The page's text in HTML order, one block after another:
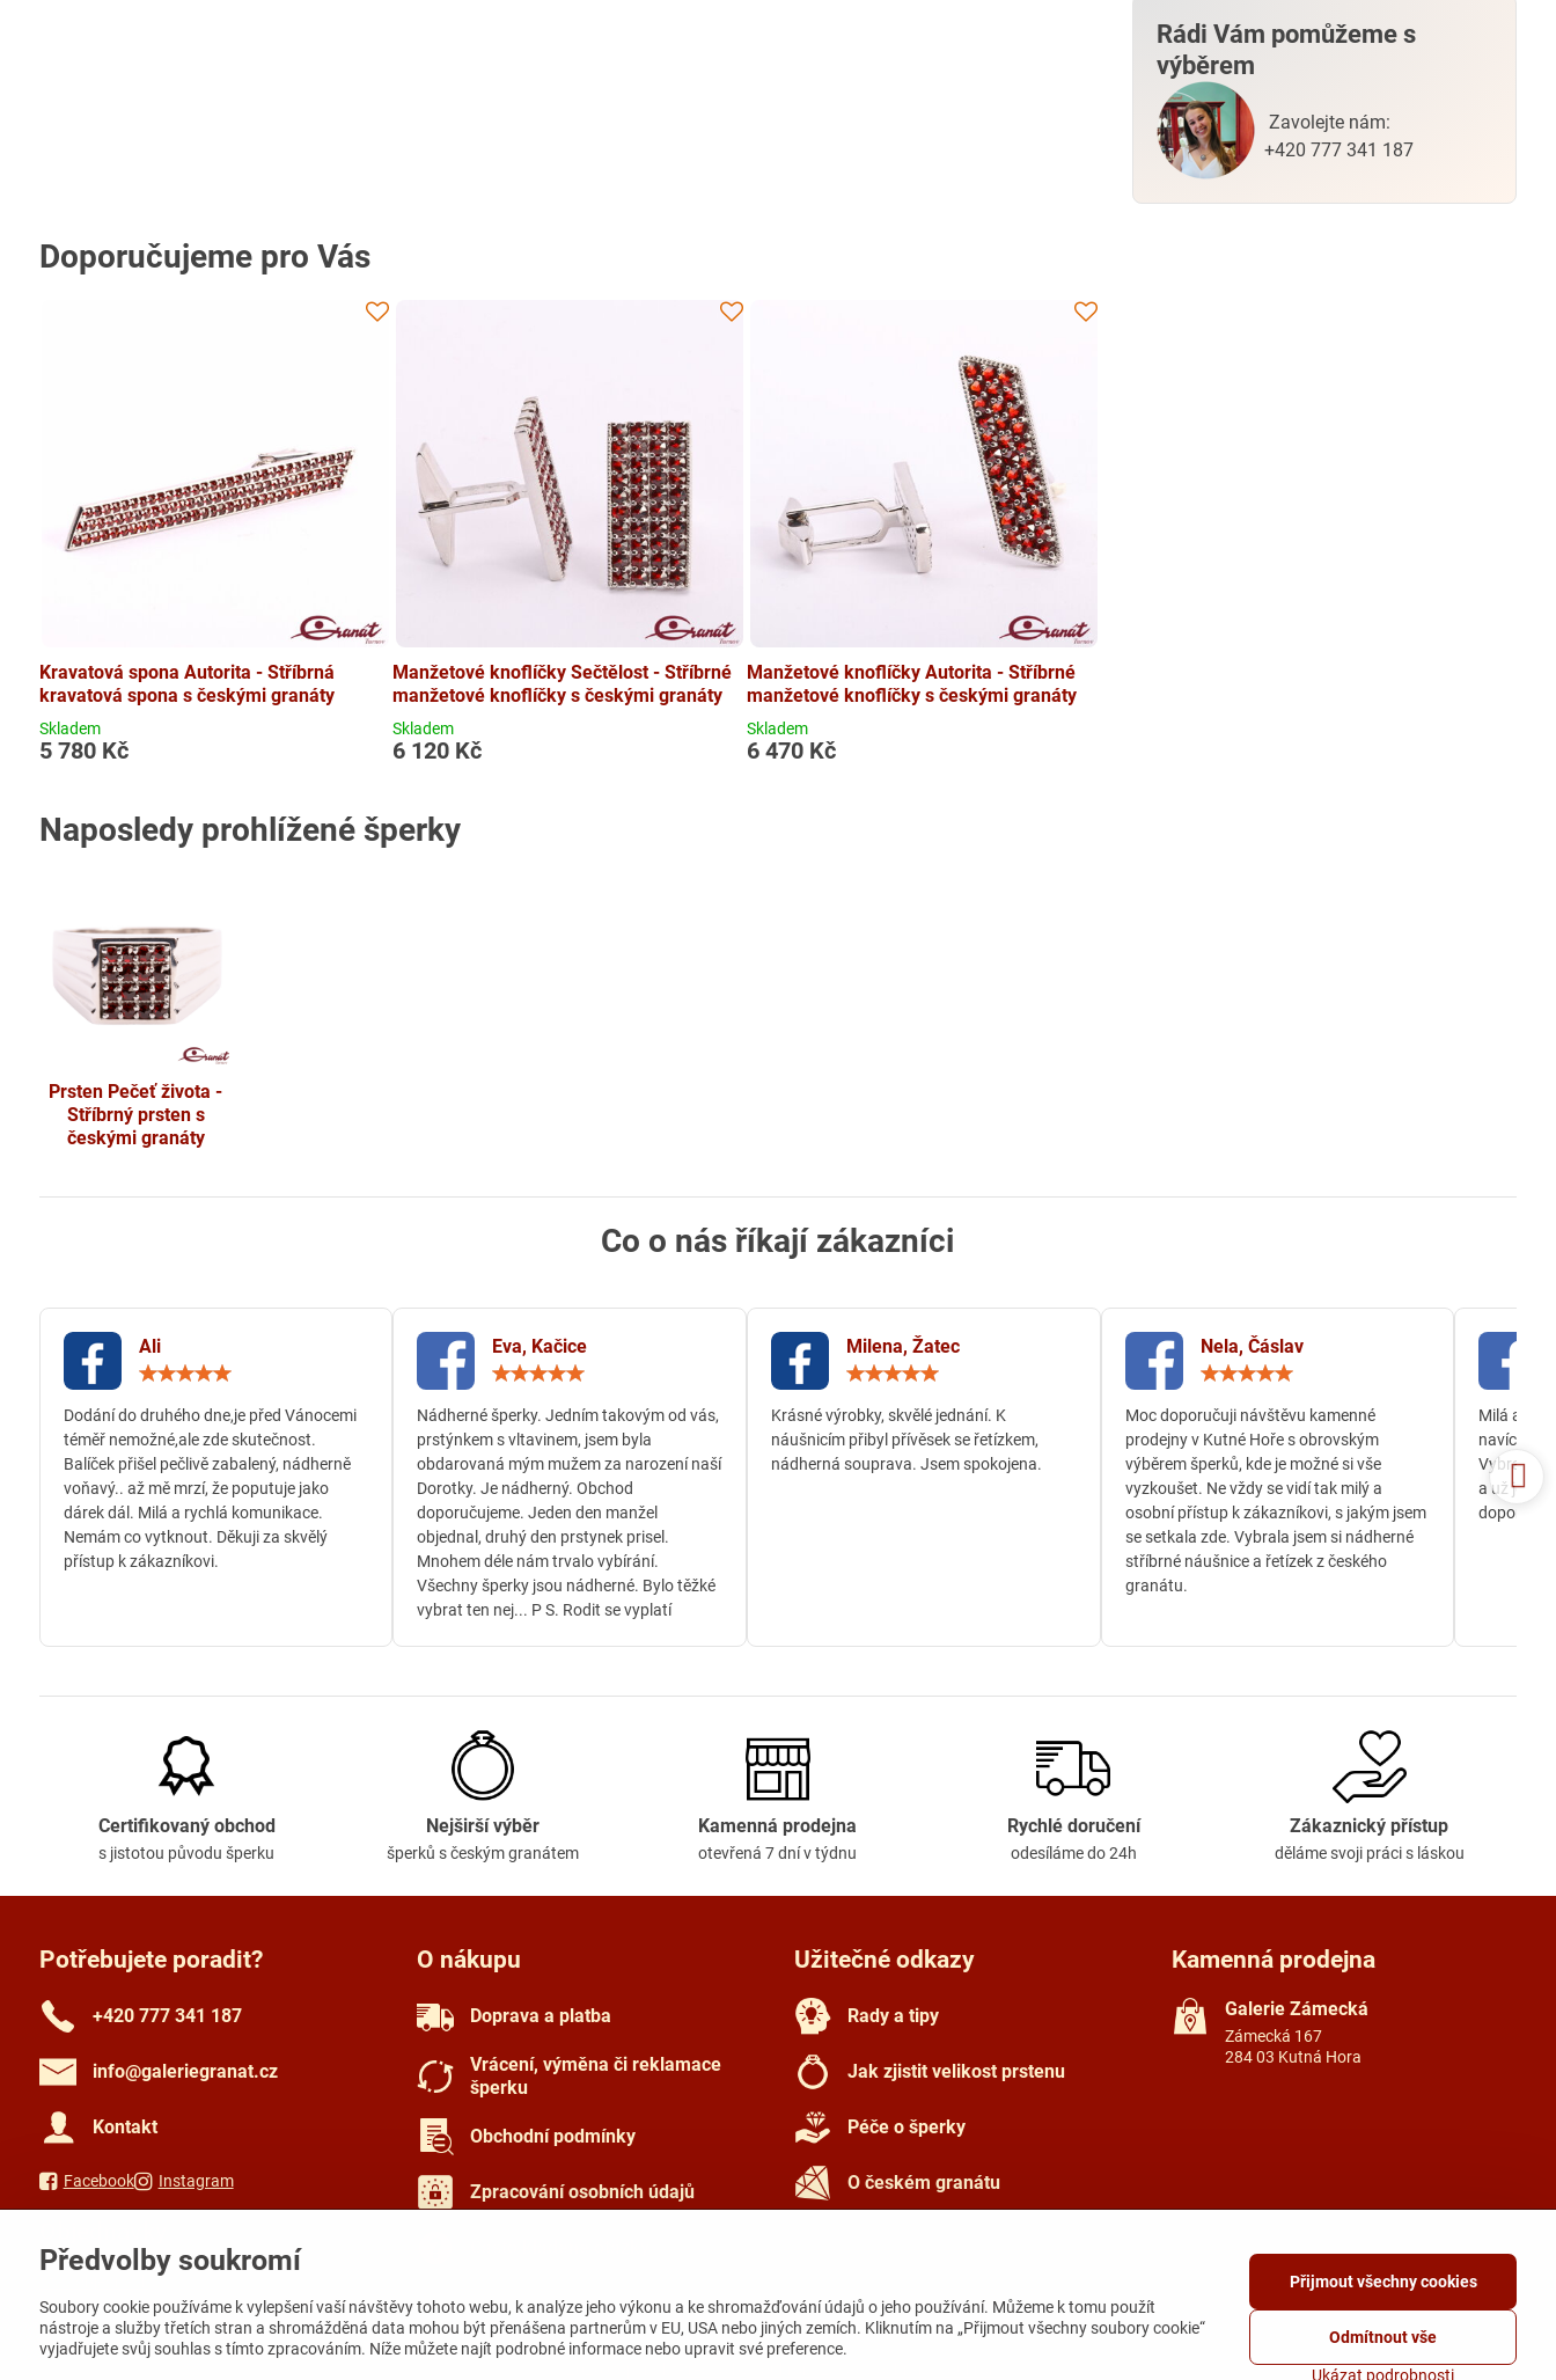
Rádi Vám pomůžeme s
výběrem
Zavolejte nám:
+420 777 341 187
Doporučujeme pro Vás
Kravatová spona Autorita - Stříbrná
kravatová spona s českými granáty
Skladem
5 780 Kč
Manžetové knoflíčky Sečtělost - Stříbrné
manžetové knoflíčky s českými granáty
Skladem
6 120 Kč
Manžetové knoflíčky Autorita - Stříbrné
manžetové knoflíčky s českými granáty
Skladem
6 470 Kč
Naposledy prohlížené šperky
Prsten Pečeť života -
Stříbrný prsten s
českými granáty
Co o nás říkají zákazníci
Ali
/
5
Dodání do druhého dne,je před Vánocemi
téměř nemožné,ale zde skutečnost.
Balíček přišel pečlivě zabalený, nádherně
voňavý.. až mě mrzí, že poputuje jako
dárek dál. Milá a rychlá komunikace.
Nemám co vytknout. Děkuji za skvělý
přístup k zákazníkovi.
Eva, Kačice
/
5
Nádherné šperky. Jedním takovým od vás,
prstýnkem s vltavinem, jsem byla
obdarovaná mým mužem za narození naší
Dorotky. Je nádherný. Obchod
doporučujeme. Jeden den manžel
objednal, druhý den prstynek prisel.
Mnohem déle nám trvalo vybírání.
Všechny šperky jsou nádherné. Bylo těžké
vybrat ten nej... P S. Rodit se vyplatí
Milena, Žatec
/
5
Krásné výrobky, skvělé jednání. K
náušnicím přibyl přívěsek se řetízkem,
nádherná souprava. Jsem spokojena.
Nela, Čáslav
/
5
Moc doporučuji návštěvu kamenné
prodejny v Kutné Hoře s obrovským
výběrem šperků, kde je možné si vše
vyzkoušet. Ne vždy se vidí tak milý a
osobní přístup k zákazníkovi, s jakým jsem
se setkala zde. Vybrala jsem si nádherné
stříbrné náušnice a řetízek z českého
granátu.
Milá a
navíc
Vybrala
a už je
Certifikovaný obchod
s jistotou původu šperku
Nejširší výběr
šperků s českým granátem
Kamenná prodejna
otevřená 7 dní v týdnu
Rychlé doručení
odesíláme do 24h
Zákaznický přístup
děláme svoji práci s láskou
Potřebujete poradit?
+420 777 341 187
info​@galeriegranat​.cz
Kontakt
Facebook Instagram
O nákupu
Doprava a platba
Vrácení, výměna či reklamace
šperku
Obchodní podmínky
Zpracování osobních údajů
Užitečné odkazy
Rady a tipy
Jak zjistit velikost prstenu
Péče o šperky
O českém granátu
Kamenná prodejna
Galerie Zámecká
Zámecká 167
284 03 Kutná Hora
Předvolby soukromí
Soubory cookie používáme k vylepšení vaší návštěvy tohoto webu, k analýze jeho výkonu a ke shromažďování údajů o jeho používání. Můžeme k tomu použít
nástroje a služby třetích stran a shromážděná data mohou být přenášena partnerům v EU, USA nebo jiných zemích. Kliknutím na „Přijmout všechny soubory cookie“
vyjadřujete svůj souhlas s tímto zpracováním. Níže můžete najít podrobné informace nebo upravit své preference.
Ukázat podrobnosti
Přijmout všechny cookies
Odmítnout vše